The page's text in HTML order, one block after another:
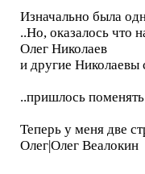
Изначально была
..Но, оказалось что
Олег Николаев
и другие
..пришлось
Теперь у меня две
Олег|Олег Веалокин